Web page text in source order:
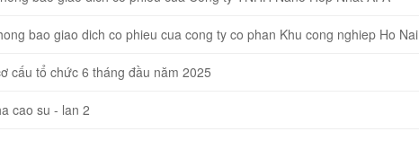
bao giao dich co phieu cua cong ty co phan Khu cong nghiep Ho Nai
cấu tổ chức 6 tháng đầu năm 2025
cao su - lan 2